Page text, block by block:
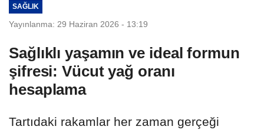
SAĞLIK
Yayınlanma: 29 Haziran 2026 - 13:19
Sağlıklı yaşamın ve ideal formun
şifresi: Vücut yağ oranı
hesaplama
Tartıdaki rakamlar her zaman gerçeği